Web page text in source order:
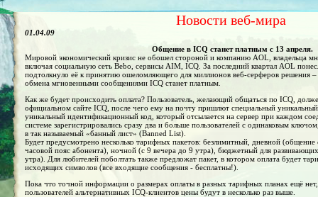
Новости веб-мира
01.04.09
Общение в ICQ станет платным с 13 апреля.
Мировой экономический кризис не обошел стороной и компанию AOL, владельца
включая социальную сеть Bebo, сервисы AIM, ICQ. За последний квартал AOL
подтолкнуло её к принятию ошеломляющего для миллионов веб-серферов решения –
обмена мгновенными сообщениями ICQ станет платным.
Как же будет происходить оплата? Пользователь, желающий общаться по ICQ,
официальном сайте ICQ, после чего ему на почту пришлют специальный
уникальный идентификационный код, который отсылается на сервер при каждом
системе зарегистрировались сразу два и больше пользователей с одинаковым
в так называемый «банный лист» (Banned List).
Будет предусмотрено несколько тарифных пакетов: безлимитный, дневной (общение
часовой пояс абонента), ночной (с 9 вечера до 9 утра), бюджетный для
утра). Для любителей поболтать также предложат пакет, в котором оплата будет
исходящих символов (все входящие сообщения - бесплатны!).
Пока что точной информации о размерах оплаты в разных тарифных планах ещё
пользователей альтернативных ICQ-клиентов цены будут в несколько раз выше.